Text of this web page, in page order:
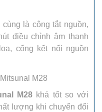
là công tắt nguồn,
điều chỉnh âm thanh
cổng kết nối nguồn
M28 khá tốt so với
lượng khi chuyển đổi